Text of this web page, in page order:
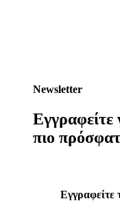
Newsletter
Εγγραφείτε
πιο
Εγγραφείτε